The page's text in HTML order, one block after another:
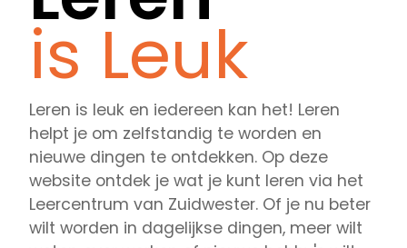
is Leuk
Leren is leuk en iedereen kan het! Leren
helpt je om zelfstandig te worden en
nieuwe dingen te ontdekken. Op deze
website ontdek je wat je kunt leren via het
Leercentrum van Zuidwester. Of je nu beter
wilt worden in dagelijkse dingen, meer wilt